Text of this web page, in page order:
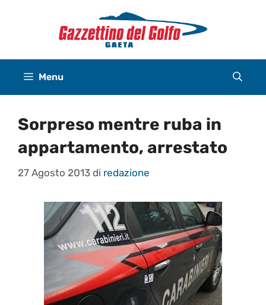
Menu
Sorpreso mentre ruba in
appartamento, arrestato
27 Agosto 2013 di redazione